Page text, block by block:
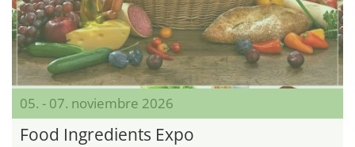
05. - 07. noviembre 2026
Food Ingredients Expo